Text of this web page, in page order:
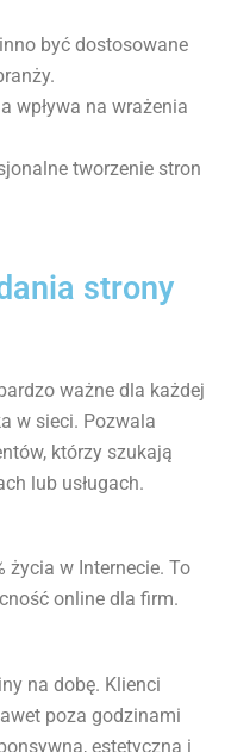
być dostosowane
wpływa na wrażenia
tworzenie stron
strony
ważne dla każdej
w sieci. Pozwala
którzy szukają
lub usługach.
życia w Internecie. To
online dla firm.
na dobę. Klienci
poza godzinami
estetyczna i